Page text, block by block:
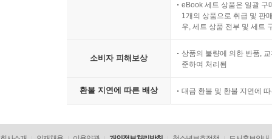
eBook 세트 상품은 일괄 구
1개의 상품으로 취급 및 판
우, 세트 상품 전부 및 세트
소비자 피해보상
상품의 불량에 의한 반품,
준하여 처리됨
환불 지연에 따른 배상 대금 환불 및 환불 지연에